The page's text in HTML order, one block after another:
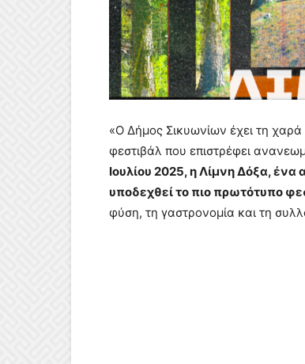
«Ο Δήμος Σικυωνίων έχει τη χαρά
φεστιβάλ που επιστρέφει
Ιουλίου 2025, η Λίμνη Δόξα,
υποδεχθεί το πιο πρωτότυπο
φύση, τη γαστρονομία και τη